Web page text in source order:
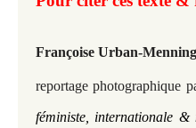
Françoise Urban-
reportage photographique
féministe, internationale